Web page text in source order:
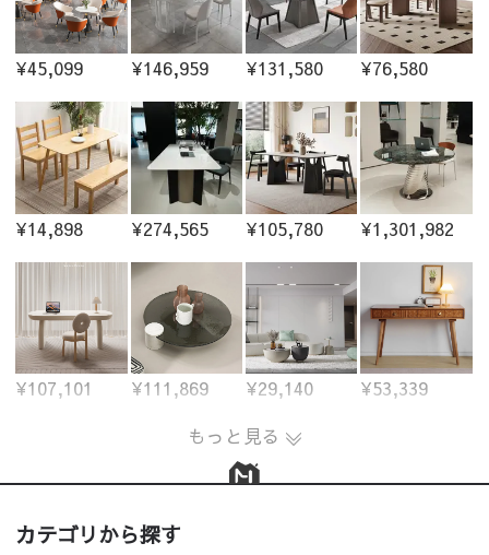
¥45,099 ¥146,959 ¥131,580 ¥76,580
¥14,898 ¥274,565 ¥105,780 ¥1,301,982
¥107,101 ¥111,869 ¥29,140
¥53,339
もっと見る
カテゴリから探す